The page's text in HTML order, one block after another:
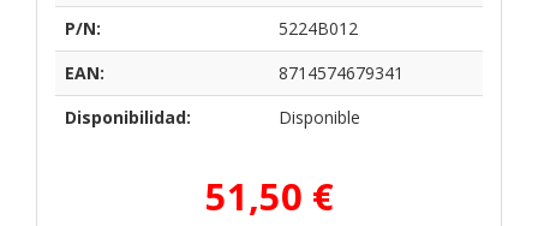
P/N:
5224B012
EAN:
8714574679341
Disponibilidad:
Disponible
51,50 €